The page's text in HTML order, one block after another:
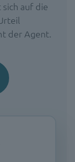
auf die
der Agent.